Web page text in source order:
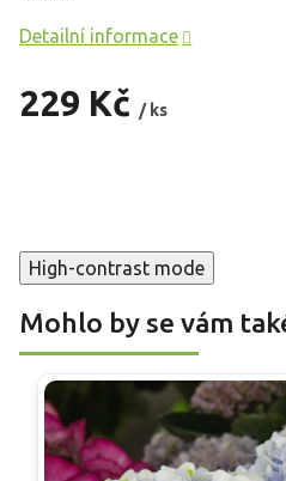
229 Kč / ks
Detailní informace
High-contrast mode
Mohlo by se vám